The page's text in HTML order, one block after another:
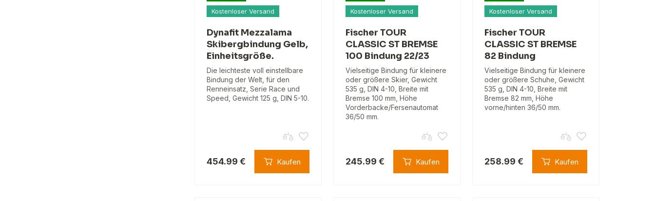
Kostenloser Versand
Dynafit Mezzalama
Skibergbindung Gelb,
Einheitsgröße.
Die leichteste voll einstellbare
Bindung der Welt, für den
Renneinsatz, Serie Race und
Speed, Gewicht 125 g, DIN 5-10.
454.99 € Kaufen
Kostenloser Versand
Fischer TOUR
CLASSIC ST BREMSE
100 Bindung 22/23
Vielseitige Bindung für kleinere
oder größere Skier, Gewicht
535 g, DIN 4-10, Breite mit
Bremse 100 mm, Höhe
Vorderbacke/Fersenautomat
36/50 mm.
245.99 € Kaufen
Kostenloser Versand
Fischer TOUR
CLASSIC ST BREMSE
82 Bindung
Vielseitige Bindung für kleinere
oder größere Schuhe, Gewicht
535 g, DIN 4-10, Breite mit
Bremse 82 mm, Höhe
vorne/hinten 36/50 mm.
258.99 € Kaufen